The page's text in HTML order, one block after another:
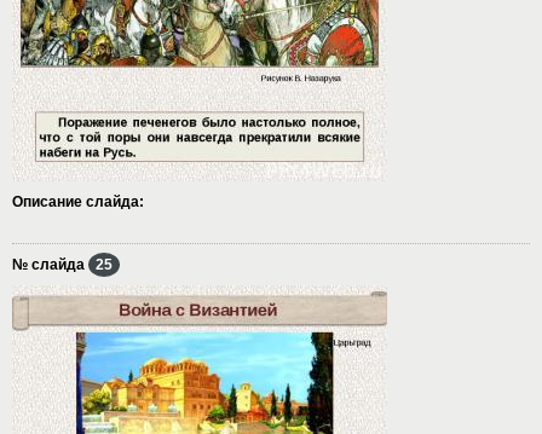
Описание слайда:
№ слайда 25